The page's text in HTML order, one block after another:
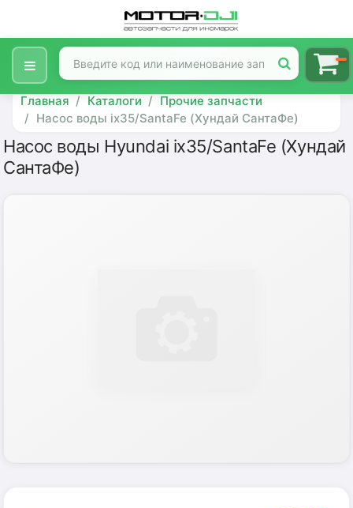
Главная Каталоги
Прочие запчасти
Насос воды ix35/SantaFe (Хундай СантаФе)
Насос воды Hyundai ix35/SantaFe (Хундай
СантаФе)